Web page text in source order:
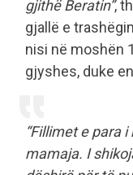
gjithë Beratin”,
gjallë e
nisi në moshën
gjyshes, duke
“Fillimet e para
mamaja. I